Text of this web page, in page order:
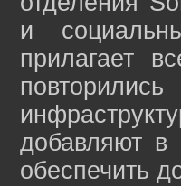
и
прилагает
добавляют в
обеспечить